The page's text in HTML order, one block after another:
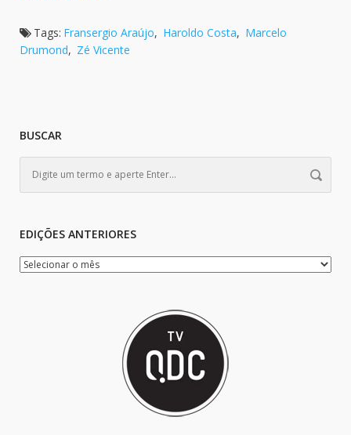
Tags: Fransergio Araújo, Haroldo Costa, Marcelo
Drumond, Zé Vicente
BUSCAR
EDIÇÕES ANTERIORES